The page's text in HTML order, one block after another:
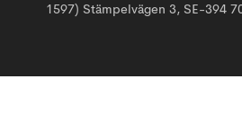
1597) Stämpelvägen 3, SE-394